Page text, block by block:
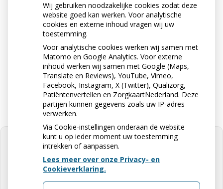
Neem contact op
071-5237417
Stuur ons een e-mail
apotheekrhijngeest@ezorg.nl
U heeft geen toestemming gegeven
voorexterne inhouddie nodig is om
Wij gebruiken noodzakelijke cookies zodat deze
website goed kan werken. Voor analytische
cookies en externe inhoud vragen wij uw
toestemming.
Voor analytische cookies werken wij samen met
Matomo en Google Analytics. Voor externe
inhoud werken wij samen met Google (Maps,
Translate en Reviews), YouTube, Vimeo,
Facebook, Instagram, X (Twitter), Qualizorg,
Patiëntenvertellen en ZorgkaartNederland. Deze
partijen kunnen gegevens zoals uw IP-adres
verwerken.
Via Cookie-instellingen onderaan de website
kunt u op ieder moment uw toestemming
intrekken of aanpassen.
Lees meer over onze Privacy- en
Cookieverklaring.